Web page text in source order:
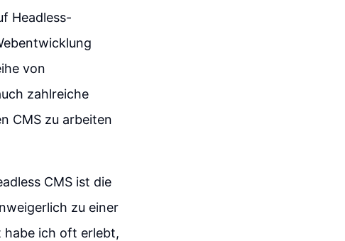
Headless-
von
zahlreiche
CMS zu arbeiten
CMS ist die
zu einer
habe ich oft erlebt,